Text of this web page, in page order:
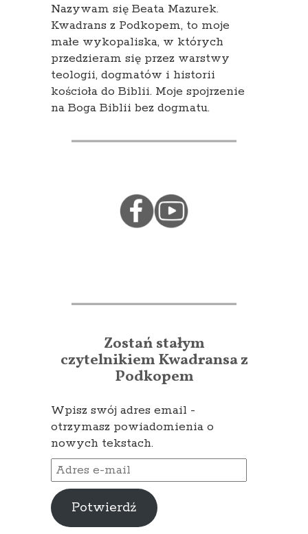
Nazywam się Beata Mazurek.
Kwadrans z Podkopem, to moje
małe wykopaliska, w których
przedzieram się przez warstwy
teologii, dogmatów i historii
kościoła do Biblii. Moje spojrzenie
na Boga Biblii bez dogmatu.
Zostań stałym
czytelnikiem Kwadransa z
Podkopem
Wpisz swój adres email -
otrzymasz powiadomienia o
nowych tekstach.
Adres
e-
mail
Potwierdź